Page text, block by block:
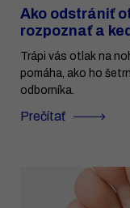
Ako odstrániť
rozpoznať a
Trápi vás otlak na
pomáha, ako ho
odborníka.
Prečítať